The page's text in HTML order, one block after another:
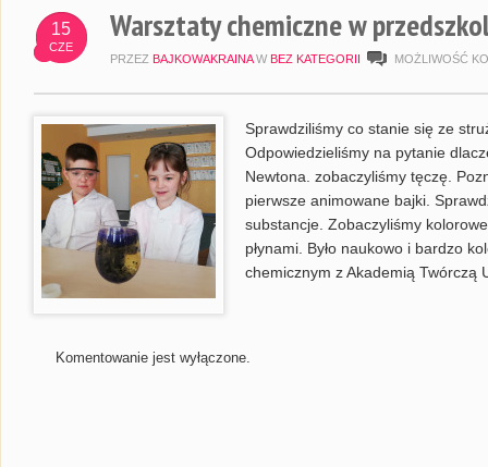
15
CZE
Warsztaty chemiczne w
PRZEZ BAJKOWAKRAINA W BEZ KATEGORII MOŻLIWOŚĆ
Sprawdziliśmy co stanie się ze
Odpowiedzieliśmy na pytanie
Newtona. zobaczyliśmy tęczę.
pierwsze animowane bajki.
substancje. Zobaczyliśmy
płynami. Było naukowo i bardzo
chemicznym z Akademią Twórczą
Komentowanie jest wyłączone.